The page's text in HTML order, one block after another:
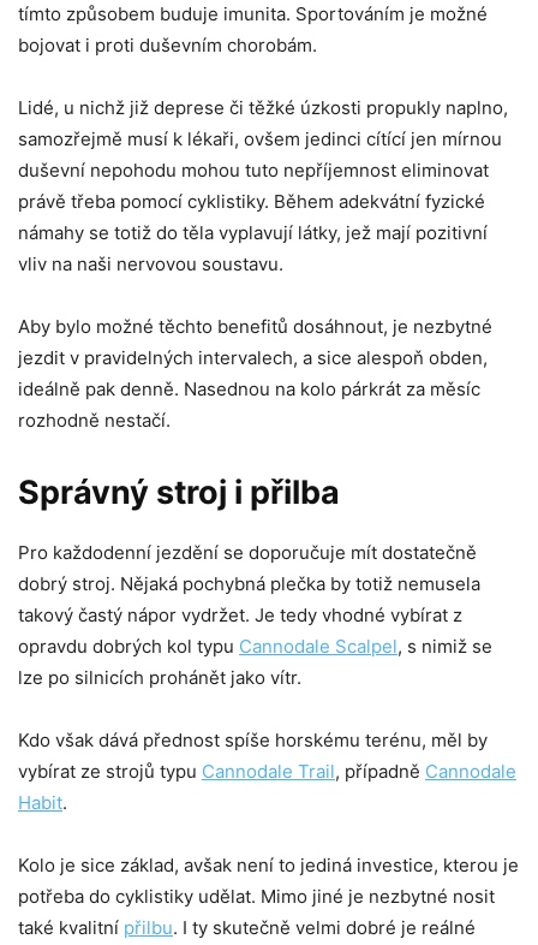
tímto způsobem buduje imunita. Sportováním je možné
bojovat i proti duševním chorobám.
Lidé, u nichž již deprese či těžké úzkosti propukly naplno,
samozřejmě musí k lékaři, ovšem jedinci cítící jen mírnou
duševní nepohodu mohou tuto nepříjemnost eliminovat
právě třeba pomocí cyklistiky. Během adekvátní fyzické
námahy se totiž do těla vyplavují látky, jež mají pozitivní
vliv na naši nervovou soustavu.
Aby bylo možné těchto benefitů dosáhnout, je nezbytné
jezdit v pravidelných intervalech, a sice alespoň obden,
ideálně pak denně. Nasednou na kolo párkrát za měsíc
rozhodně nestačí.
Správný stroj i přilba
Pro každodenní jezdění se doporučuje mít dostatečně
dobrý stroj. Nějaká pochybná plečka by totiž nemusela
takový častý nápor vydržet. Je tedy vhodné vybírat z
opravdu dobrých kol typu Cannodale Scalpel, s nimiž se
lze po silnicích prohánět jako vítr.
Kdo však dává přednost spíše horskému terénu, měl by
vybírat ze strojů typu Cannodale Trail, případně Cannodale
Habit.
Kolo je sice základ, avšak není to jediná investice, kterou je
potřeba do cyklistiky udělat. Mimo jiné je nezbytné nosit
také kvalitní přilbu. I ty skutečně velmi dobré je reálné